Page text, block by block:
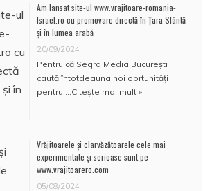
Am lansat site-ul www.vrajitoare-romania-
Israel.ro cu promovare directă în Țara Sfântă
și în lumea arabă
20/09/2024
Pentru că Segra Media București
caută întotdeauna noi oprtunități
pentru … Citește mai mult »
Vrăjitoarele și clarvăzătoarele cele mai
experimentate și serioase sunt pe
www.vrajitoarero.com
05/08/2024